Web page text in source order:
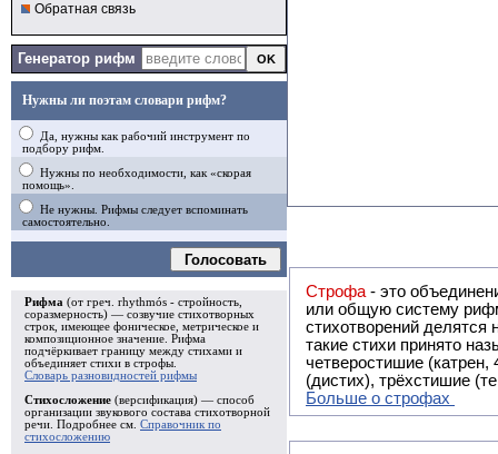
Обратная связь
Генератор рифм
Нужны ли поэтам словари рифм?
Да, нужны как рабочий инструмент по
подбору рифм.
Нужны по необходимости, как «скорая
помощь».
Не нужны. Рифмы следует вспоминать
самостоятельно.
Голосовать
Рифма (от греч. rhythmós - стройность,
соразмерность) — созвучие стихотворных
строк, имеющее фоническое, метрическое и
композиционное значение. Рифма
подчёркивает границу между стихами и
объединяет стихи в строфы
Словарь разновидностей рифмы
Стихосложение (версификация) — способ
организации звукового состава стихотворной
речи. Подробнее см. Справочник по
стихосложению
Строфа - это объединение двух
или общую систему рифм, и регулярно или периодически
стихотворений делятся на строфы и т.о. являются строфическими.
такие стихи принято называть астрофическими. Самая популярная строфа в русской поэзии -
четверостишие
(дистих), трёхстишие
Больше о строфах